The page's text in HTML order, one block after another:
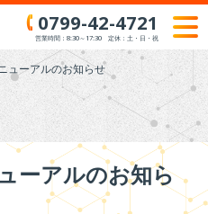
0799-42-4721
営業時間：8:30～17:30 定休：土・日・祝
ューアルのお知らせ
ーアルのお知ら